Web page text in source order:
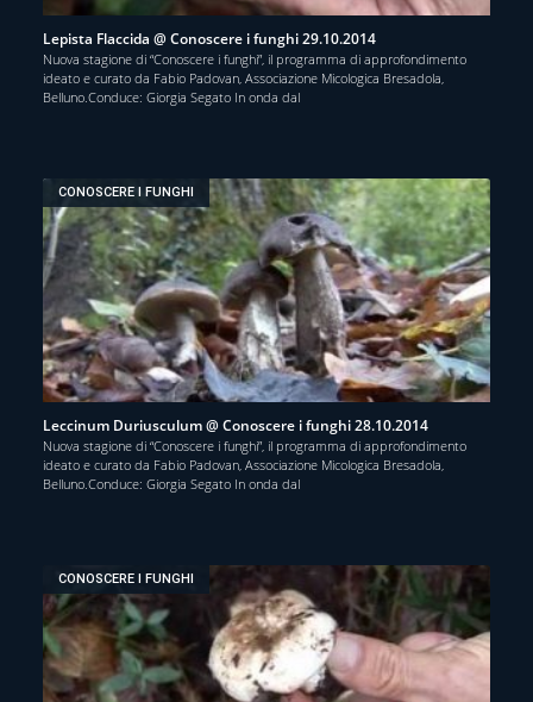
Lepista Flaccida @ Conoscere i funghi 29.10.2014
Nuova stagione di “Conoscere i funghi”, il programma di approfondimento
ideato e curato da Fabio Padovan, Associazione Micologica Bresadola,
Belluno.Conduce: Giorgia Segato In onda dal
CONOSCERE I FUNGHI
Leccinum Duriusculum @ Conoscere i funghi 28.10.2014
Nuova stagione di “Conoscere i funghi”, il programma di approfondimento
ideato e curato da Fabio Padovan, Associazione Micologica Bresadola,
Belluno.Conduce: Giorgia Segato In onda dal
CONOSCERE I FUNGHI